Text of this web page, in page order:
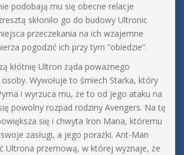
podobają mu się obecne relacje
skłoniło go do budowy Ultronic
przeczekania na ich wzajemne
pogodzić ich przy tym ”obiedzie”.
kłótnię Ultron żąda poważnego
Wywołuje to śmiech Starka, który
i wyrzuca mu, że to od jego ataku na
powolny rozpad rodziny Avengers. Na tę
się i chwyta Iron Mana, któremu
zasługi, a jego porażki. Ant-Man
Ultrona przemową, w której wyznaje, że